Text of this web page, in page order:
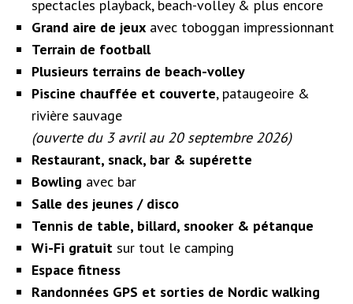
spectacles playback, beach-volley & plus encore
Grand aire de jeux avec toboggan impressionnant
Terrain de football
Plusieurs terrains de beach-volley
Piscine chauffée et couverte, pataugeoire &
rivière sauvage
(ouverte du 3 avril au 20 septembre 2026)
Restaurant, snack, bar & supérette
Bowling avec bar
Salle des jeunes / disco
Tennis de table, billard, snooker & pétanque
Wi-Fi gratuit sur tout le camping
Espace fitness
Randonnées GPS et sorties de Nordic walking